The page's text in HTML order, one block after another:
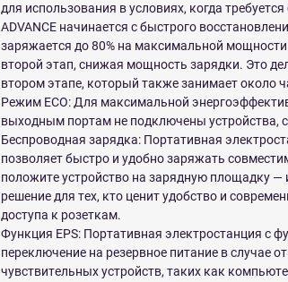
для использования в условиях, когда
ADVANCE начинается с быстрого
заряжается до 80% на максимальной
второй этап, снижая мощность зарядки. Это
втором этапе, который также занимает около
Режим ECO: Для максимальной
выходным портам не подключены устройства,
Беспроводная зарядка: Портативная
позволяет быстро и удобно заряжать
положите устройство на зарядную площадку —
решение для тех, кто ценит удобство и
доступа к розеткам.
Функция EPS: Портативная электростанция с
переключение на резервное питание в случае
чувствительных устройств, таких как